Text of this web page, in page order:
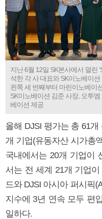
지난 6월 12일 SK본사에서 열린
석한 각 사 대표와 SK이노베이
왼쪽 세 번째부터 마린이노베이
SK이노베이션 김준 사장, 오투
베이션 제공
올해 DJSI 평가는 총 61
개 기업(유동자산 시가총
국내에서는 20개 기업이
서는 전 세계 21개 기업
드와 DJSI 아시아 퍼시픽
지수에 3년 연속 모두 편
일하다.